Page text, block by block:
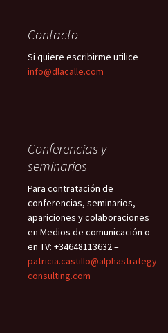
Contacto
Si quiere escribirme utilice
info@dlacalle.com
Conferencias y
seminarios
Para contratación de
conferencias, seminarios,
apariciones y colaboraciones
en Medios de comunicación o
en TV: +34648113632 –
patricia.castillo@alphastrategy
consulting.com